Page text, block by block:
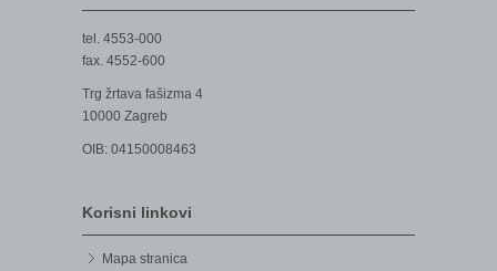
tel. 4553-000
fax. 4552-600
Trg žrtava fašizma 4
10000 Zagreb
OIB: 04150008463
Korisni linkovi
Mapa stranica